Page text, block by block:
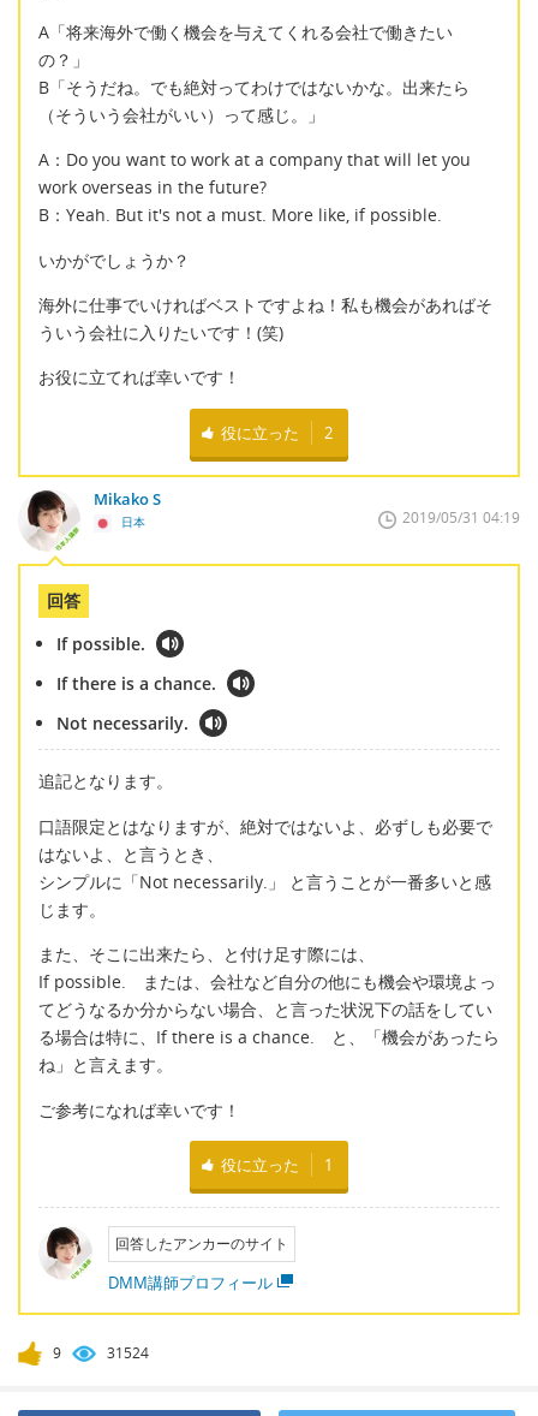
A「将来海外で働く機会を与えてくれる会社で働きたい
の？」
B「そうだね。でも絶対ってわけではないかな。出来たら
（そういう会社がいい）って感じ。」
A：Do you want to work at a company that will let you
work overseas in the future?
B：Yeah. But it's not a must. More like, if possible.
いかがでしょうか？
海外に仕事でいければベストですよね！私も機会があればそ
ういう会社に入りたいです！(笑)
お役に立てれば幸いです！
役に立った 2
Mikako S
日本 2019/05/31 04:19
回答
If possible.
If there is a chance.
Not necessarily.
追記となります。
口語限定とはなりますが、絶対ではないよ、必ずしも必要で
はないよ、と言うとき、
シンプルに「Not necessarily.」 と言うことが一番多いと感
じます。
また、そこに出来たら、と付け足す際には、
If possible. または、会社など自分の他にも機会や環境よっ
てどうなるか分からない場合、と言った状況下の話をしてい
る場合は特に、If there is a chance. と、「機会があったら
ね」と言えます。
ご参考になれば幸いです！
役に立った 1
回答したアンカーのサイト
DMM講師プロフィール
9 31524